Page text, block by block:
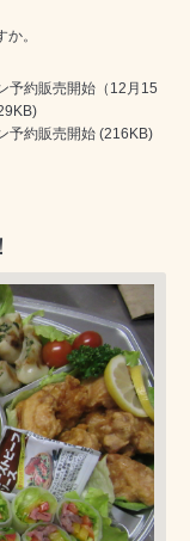
。
予約販売開始（12月15
予約販売開始 (216KB)